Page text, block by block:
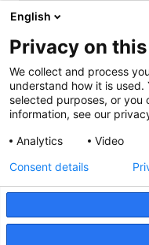
Over het Privacy
SURF Privacy
SURF Vendor
Security Expertise
Vacatures bij SURF
English
Privacy on
We collect and process
understand how it is
selected purposes, or you
information, see our
Analytics
Video
Consent details